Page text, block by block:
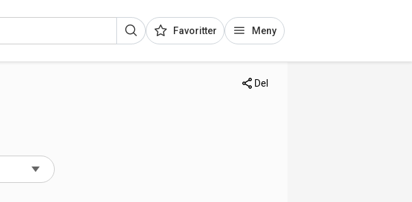
Favoritter Meny
Del